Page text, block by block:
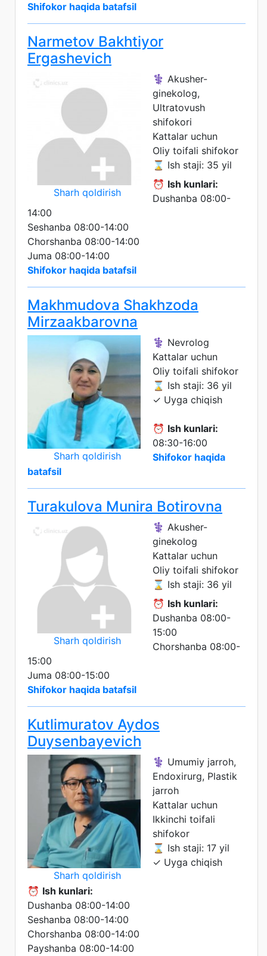
Shifokor haqida batafsil
Narmetov Bakhtiyor
Ergashevich
Sharh qoldirish
⚕️ Akusher-
ginekolog,
Ultratovush
shifokori
Kattalar uchun
Oliy toifali shifokor
⌛ Ish staji: 35 yil
⏰ Ish kunlari:
Dushanba 08:00-
14:00
Seshanba 08:00-14:00
Chorshanba 08:00-14:00
Juma 08:00-14:00
Shifokor haqida batafsil
Makhmudova Shakhzoda
Mirzaakbarovna
Sharh qoldirish
⚕️ Nevrolog
Kattalar uchun
Oliy toifali shifokor
⌛ Ish staji: 36 yil
✓ Uyga chiqish
⏰ Ish kunlari:
08:30-16:00
Shifokor haqida
batafsil
Turakulova Munira Botirovna
Sharh qoldirish
⚕️ Akusher-
ginekolog
Kattalar uchun
Oliy toifali shifokor
⌛ Ish staji: 36 yil
⏰ Ish kunlari:
Dushanba 08:00-
15:00
Chorshanba 08:00-
15:00
Juma 08:00-15:00
Shifokor haqida batafsil
Kutlimuratov Aydos
Duysenbayevich
Sharh qoldirish
⚕️ Umumiy jarroh,
Endoxirurg, Plastik
jarroh
Kattalar uchun
Ikkinchi toifali
shifokor
⌛ Ish staji: 17 yil
✓ Uyga chiqish
⏰ Ish kunlari:
Dushanba 08:00-14:00
Seshanba 08:00-14:00
Chorshanba 08:00-14:00
Payshanba 08:00-14:00